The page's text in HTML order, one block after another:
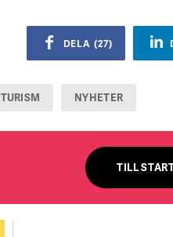
DELA (27)
TURISM NYHETER
TILL